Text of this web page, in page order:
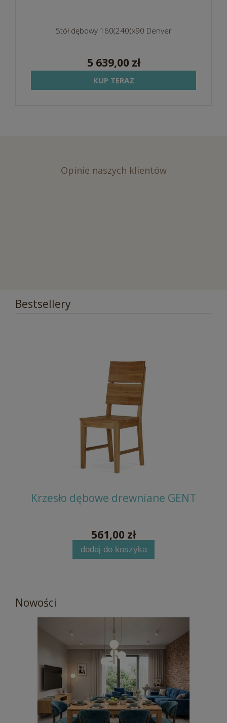
Stół dębowy 160(240)x90 Denver
5 639,00 zł
KUP TERAZ
Opinie naszych klientów
Bestsellery
Krzesło dębowe drewniane GENT
561,00 zł
dodaj do koszyka
Nowości